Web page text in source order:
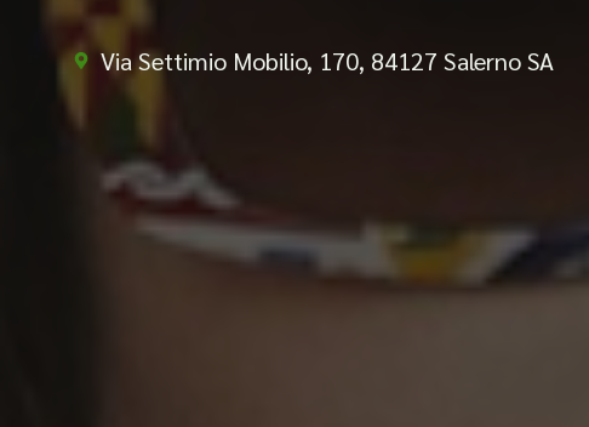
Via Settimio Mobilio, 170, 84127 Salerno SA